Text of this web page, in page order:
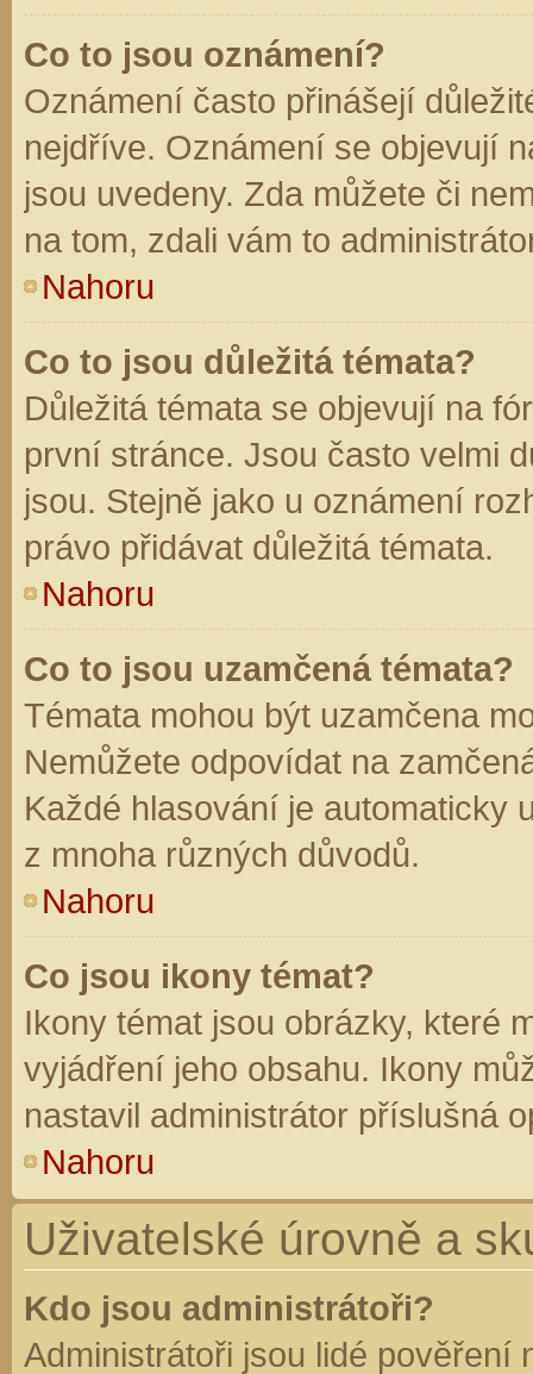
Co to jsou oznámení?
Oznámení často přinášejí
nejdříve. Oznámení se objevují
jsou uvedeny. Zda můžete či
na tom, zdali vám to
Nahoru
Co to jsou důležitá témata?
Důležitá témata se objevují na
první stránce. Jsou často velmi
jsou. Stejně jako u oznámení
právo přidávat důležitá témata.
Nahoru
Co to jsou uzamčená témata?
Témata mohou být uzamčena
Nemůžete odpovídat na
Každé hlasování je automaticky
z mnoha různých důvodů.
Nahoru
Co jsou ikony témat?
Ikony témat jsou obrázky, které
vyjádření jeho obsahu. Ikony
nastavil administrátor příslušná
Nahoru
Uživatelské úrovně a
Kdo jsou administrátoři?
Administrátoři jsou lidé pověření